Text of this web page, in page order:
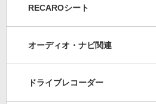
RECAROシート
オーディオ・ナビ関連
ドライブレコーダー